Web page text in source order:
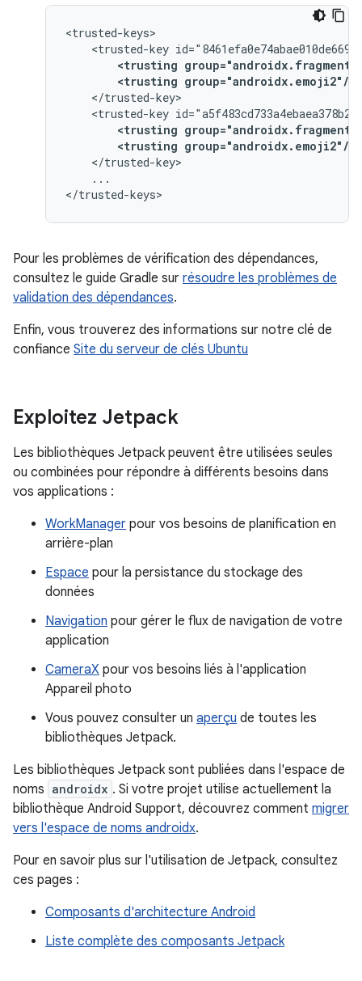
<trusted-key
<trusting
<trusting group="androidx.emoji2"/>
<trusted-key
<trusting
<trusting group="androidx.emoji2"/>
...
Pour les problèmes de vérification des dépendances,
consultez le guide Gradle sur résoudre les problèmes de
validation des dépendances.
Enfin, vous trouverez des informations sur notre clé de
confiance Site du serveur de clés Ubuntu
Exploitez Jetpack
Les bibliothèques Jetpack peuvent être utilisées seules
ou combinées pour répondre à différents besoins dans
vos applications :
WorkManager pour vos besoins de planification en
arrière-plan
Espace pour la persistance du stockage des
données
Navigation pour gérer le flux de navigation de votre
application
CameraX pour vos besoins liés à l'application
Appareil photo
Vous pouvez consulter un aperçu de toutes les
bibliothèques Jetpack.
Les bibliothèques Jetpack sont publiées dans l'espace de
noms androidx . Si votre projet utilise actuellement la
bibliothèque Android Support, découvrez comment migrer
vers l'espace de noms androidx.
Pour en savoir plus sur l'utilisation de Jetpack, consultez
ces pages :
Composants d'architecture Android
Liste complète des composants Jetpack